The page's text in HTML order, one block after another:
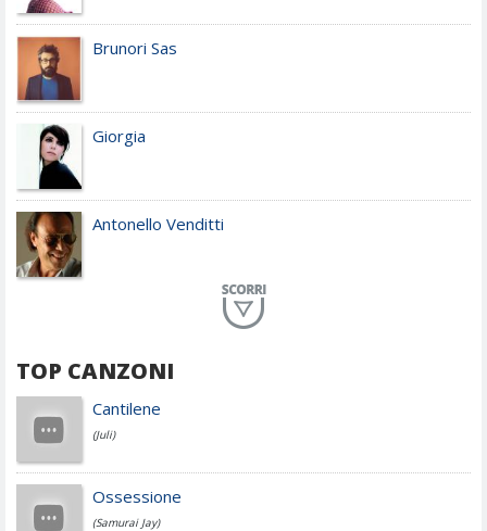
Brunori Sas
Giorgia
Antonello Venditti
Achille Lauro
Cesare Cremonini
TOP CANZONI
Cantilene
(Juli)
Ossessione
(Samurai Jay)